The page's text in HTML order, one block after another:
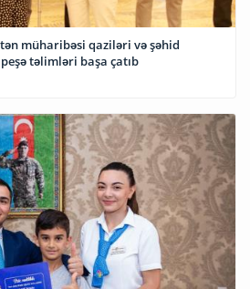
müharibəsi qaziləri və şəhid